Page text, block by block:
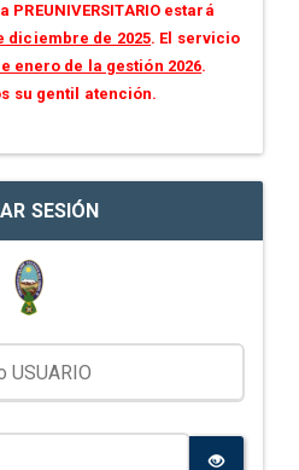
PREUNIVERSITARIO estará
diciembre de 2025. El servicio
enero de la gestión 2026.
su gentil atención.
SESIÓN